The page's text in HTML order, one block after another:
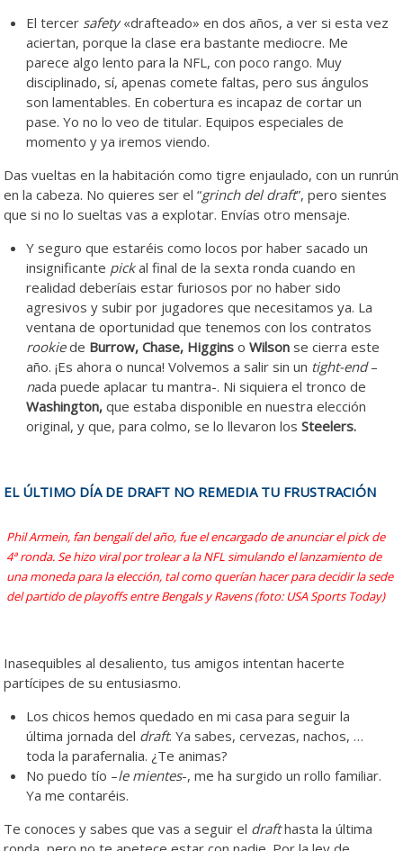
El tercer safety«drafteado» en dos años, a ver si esta vez
aciertan, porque la clase era bastante mediocre. Me
parece algo lento para la NFL, con poco rango. Muy
disciplinado, sí, apenas comete faltas, pero sus ángulos
son lamentables. En cobertura es incapaz de cortar un
pase. Yo no lo veo de titular. Equipos especiales de
momento y ya iremos viendo.
Das vueltas en la habitación como tigre enjaulado, con un runrún
en la cabeza. No quieres ser el “grinch del draft”, pero sientes
que si no lo sueltas vas a explotar. Envías otro mensaje.
Y seguro que estaréis como locos por haber sacado un
insignificante pickal final de la sexta ronda cuando en
realidad deberíais estar furiosos por no haber sido
agresivos y subir por jugadores que necesitamos ya. La
ventana de oportunidad que tenemos con los contratos
rookiede Burrow, Chase, Higgins oWilson se cierra este
año. ¡Es ahora o nunca! Volvemos a salir sin un tight-end–
nada puede aplacar tu mantra-. Ni siquiera el tronco de
Washington, que estaba disponible en nuestra elección
original, y que, para colmo, se lo llevaron losSteelers.
EL ÚLTIMO DÍA DE DRAFT NO REMEDIA TU FRUSTRACIÓN
Phil Armein, fan bengalí del año, fue el encargado de anunciar el pick de
4ª ronda. Se hizo viral por trolear a la NFL simulando el lanzamiento de
una moneda para la elección, tal como querían hacer para decidir la sede
del partido de playoffs entre Bengals y Ravens (foto: USA Sports Today)
Inasequibles al desaliento, tus amigos intentan hacerte
partícipes de su entusiasmo.
Los chicos hemos quedado en mi casa para seguir la
última jornada del draft. Ya sabes, cervezas, nachos, …
toda la parafernalia. ¿Te animas?
No puedo tío –le mientes-, me ha surgido un rollo familiar.
Ya me contaréis.
Te conoces y sabes que vas a seguir el drafthasta la última